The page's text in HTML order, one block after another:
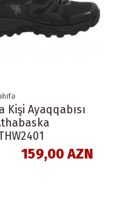
Kişi Ayaqqabısı
159,00 AZN